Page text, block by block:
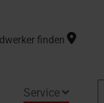
finden
Service